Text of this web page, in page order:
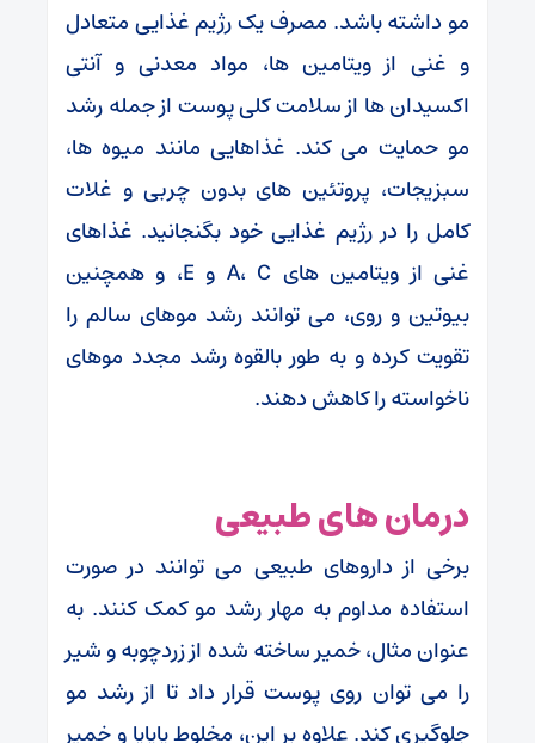
مو داشته باشد. مصرف یک رژیم غذایی متعادل
و غنی از ویتامین ها، مواد معدنی و آنتی
اکسیدان ها از سلامت کلی پوست از جمله رشد
مو حمایت می کند. غذاهایی مانند میوه ها،
سبزیجات، پروتئین های بدون چربی و غلات
کامل را در رژیم غذایی خود بگنجانید. غذاهای
غنی از ویتامین های A، C و E، و همچنین
بیوتین و روی، می توانند رشد موهای سالم را
تقویت کرده و به طور بالقوه رشد مجدد موهای
ناخواسته را کاهش دهند.
درمان های طبیعی
برخی از داروهای طبیعی می توانند در صورت
استفاده مداوم به مهار رشد مو کمک کنند. به
عنوان مثال، خمیر ساخته شده از زردچوبه و شیر
را می توان روی پوست قرار داد تا از رشد مو
جلوگیری کند. علاوه بر این، مخلوط پاپایا و خمیر